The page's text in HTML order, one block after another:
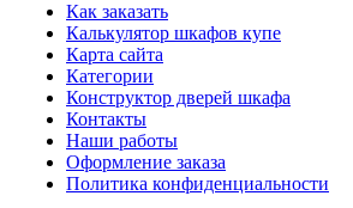
Как заказать
Калькулятор шкафов купе
Карта сайта
Категории
Конструктор дверей шкафа
Контакты
Наши работы
Оформление заказа
Политика конфиденциальности